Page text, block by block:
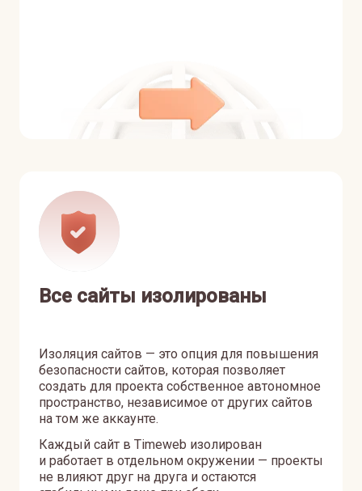
Все сайты изолированы
Изоляция сайтов — это опция для повышения
безопасности сайтов, которая позволяет
создать для проекта собственное автономное
пространство, независимое от других сайтов
на том же аккаунте.
Каждый сайт в Timeweb изолирован
и работает в отдельном окружении — проекты
не влияют друг на друга и остаются